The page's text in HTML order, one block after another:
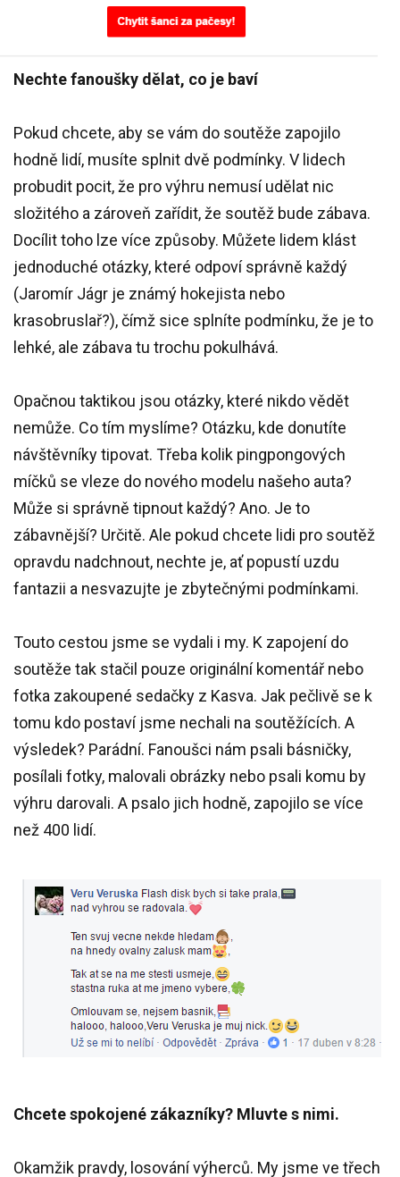
Nechte fanoušky dělat, co je baví
Pokud chcete, aby se vám do soutěže zapojilo
hodně lidí, musíte splnit dvě podmínky. V lidech
probudit pocit, že pro výhru nemusí udělat nic
složitého a zároveň zařídit, že soutěž bude zábava.
Docílit toho lze více způsoby. Můžete lidem klást
jednoduché otázky, které odpoví správně každý
(Jaromír Jágr je známý hokejista nebo
krasobruslař?), čímž sice splníte podmínku, že je to
lehké, ale zábava tu trochu pokulhává.
Opačnou taktikou jsou otázky, které nikdo vědět
nemůže. Co tím myslíme? Otázku, kde donutíte
návštěvníky tipovat. Třeba kolik pingpongových
míčků se vleze do nového modelu našeho auta?
Může si správně tipnout každý? Ano. Je to
zábavnější? Určitě. Ale pokud chcete lidi pro soutěž
opravdu nadchnout, nechte je, ať popustí uzdu
fantazii a nesvazujte je zbytečnými podmínkami.
Touto cestou jsme se vydali i my. K zapojení do
soutěže tak stačil pouze originální komentář nebo
fotka zakoupené sedačky z Kasva. Jak pečlivě se k
tomu kdo postaví jsme nechali na soutěžících. A
výsledek? Parádní. Fanoušci nám psali básničky,
posílali fotky, malovali obrázky nebo psali komu by
výhru darovali. A psalo jich hodně, zapojilo se více
než 400 lidí.
Chcete spokojené zákazníky? Mluvte s nimi.
Okamžik pravdy, losování výherců. My jsme ve třech